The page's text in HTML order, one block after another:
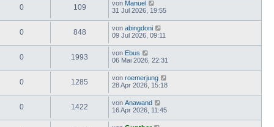
0 109 von Manuel
31 Jul 2026, 19:55
0 848 von abingdoni
09 Jul 2026, 09:11
0 1993 von Ebus
06 Mai 2026, 22:31
0 1285 von roemerjung
28 Apr 2026, 15:18
0 1422 von Anawand
16 Apr 2026, 11:45